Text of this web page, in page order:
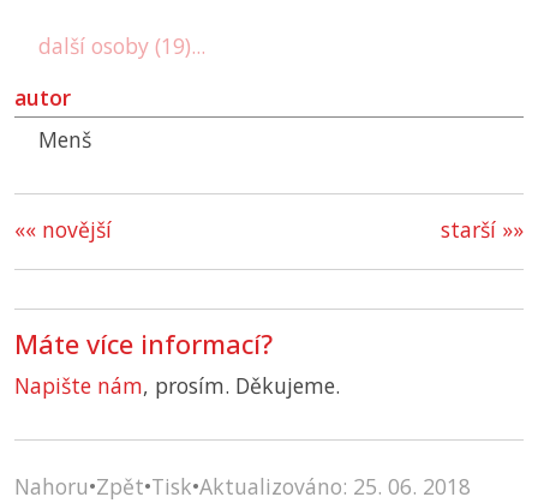
další osoby (19)...
autor
Menš
starší »»
«« novější
Máte více informací?
Napište nám, prosím. Děkujeme.
Nahoru•Zpět•Tisk•Aktualizováno: 25. 06. 2018